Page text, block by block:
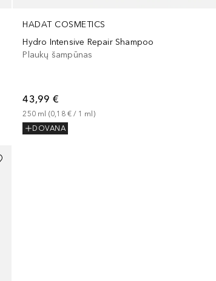
HADAT COSMETICS
Hydro Intensive Repair Shampoo
Plaukų šampūnas
43,99 €
250 ml (0,18 € / 1 ml)
DOVANA